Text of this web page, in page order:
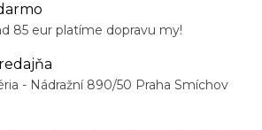
85 eur platíme dopravu my!
- Nádražní 890/50 Praha Smíchov